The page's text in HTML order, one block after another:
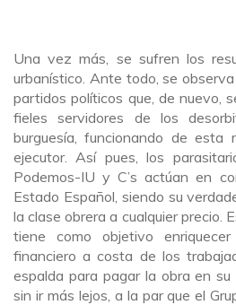
Una vez más, se sufren los
urbanístico. Ante todo seobserva
partidos políticos que de nuevo
fieles servidores de los de
burguesía,funcionando de esta
ejecutor. Así pues ,los
Podemos-IU y C’s actúan en
Estado Español, siendo su
la clase obrera a cualquier precio.
tiene como objetivo
financieroa costa de los
espalda para pagarla obra en su
sin ir más lejos, a la par que el